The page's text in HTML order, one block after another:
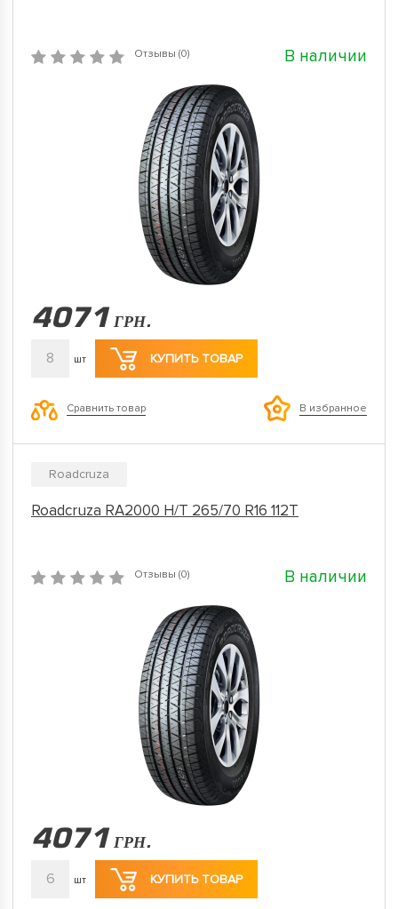
Отзывы (0) В наличии
4071 ГРН.
8 шт КУПИТЬ ТОВАР
Сравнить товар В избранное
Roadcruza
Roadcruza RA2000 H/T 265/70 R16 112T
Отзывы (0) В наличии
4071 ГРН.
6 шт КУПИТЬ ТОВАР